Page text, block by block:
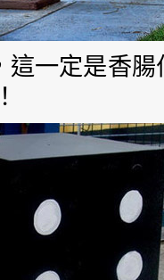
這一定是香